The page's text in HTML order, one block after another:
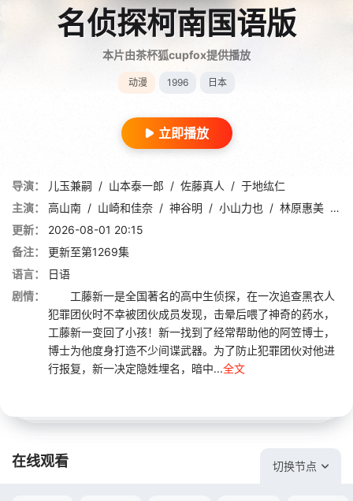
名侦探柯南国语版
本片由茶杯狐cupfox提供播放
动漫 1996 日本
立即播放
导演： 儿玉兼嗣 / 山本泰一郎 / 佐藤真人 / 于地纮仁
主演：
高山南 / 山崎和佳奈 / 神谷明 / 小山力也 / 林原惠美 /
更新：
2026-08-01 20:15
备注：
更新至第1269集
语言：
日语
剧情：
工藤新一是全国著名的高中生侦探，在一次追查黑衣人
犯罪团伙时不幸被团伙成员发现，击晕后喂了神奇的药水，
工藤新一变回了小孩！新一找到了经常帮助他的阿笠博士，
博士为他度身打造不少间谍武器。为了防止犯罪团伙对他进
行报复，新一决定隐姓埋名，暗中...全文
在线观看 切换节点